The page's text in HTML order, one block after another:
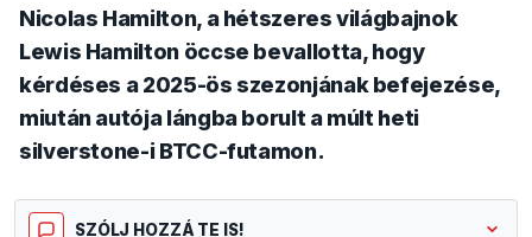
Nicolas Hamilton, a hétszeres világbajnok
Lewis Hamilton öccse bevallotta, hogy
kérdéses a 2025-ös szezonjának befejezése,
miután autója lángba borult a múlt heti
silverstone-i BTCC-futamon.
SZÓLJ HOZZÁ TE IS!